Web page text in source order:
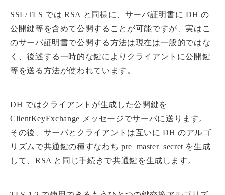
SSL/TLS では RSA と同様に、サーバ証明書に DH の
公開鍵等を含めて公開することが可能ですが、実はこ
のサーバ証明書で公開する方法は現在は一般的ではな
く、後述する一時的な鍵によりクライアントに公開鍵
等を送る方法が使われています。
DH ではクライアントが生成した公開鍵を
ClientKeyExchange メッセージでサーバに送ります。
その後、サーバとクライアントは互いに DH のアルゴ
リズムで共通鍵の種すなわち pre_master_secret を生成
して、RSA と同じ手続きで共通鍵を生成します。